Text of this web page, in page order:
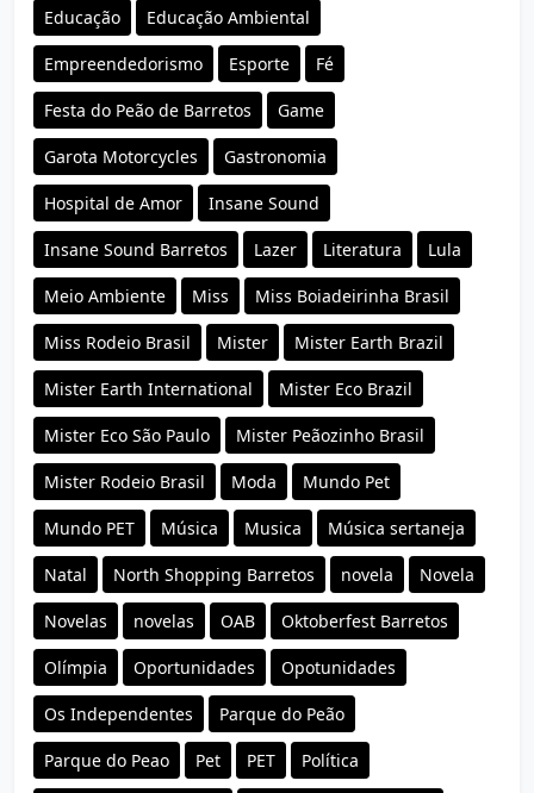
Educação Educação Ambiental
Empreendedorismo Esporte Fé
Festa do Peão de Barretos Game
Garota Motorcycles Gastronomia
Hospital de Amor Insane Sound
Insane Sound Barretos Lazer Literatura Lula
Meio Ambiente Miss Miss Boiadeirinha Brasil
Miss Rodeio Brasil Mister Mister Earth Brazil
Mister Earth International Mister Eco Brazil
Mister Eco São Paulo Mister Peãozinho Brasil
Mister Rodeio Brasil Moda Mundo Pet
Mundo PET Música Musica Música sertaneja
Natal North Shopping Barretos novela Novela
Novelas novelas OAB Oktoberfest Barretos
Olímpia Oportunidades Opotunidades
Os Independentes Parque do Peão
Parque do Peao Pet PET Política